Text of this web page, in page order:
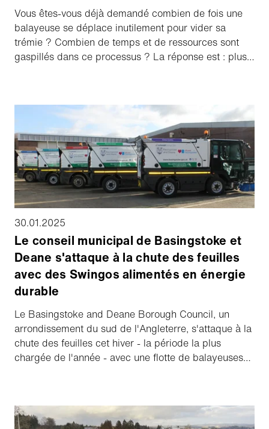
Vous êtes-vous déjà demandé combien de fois une
balayeuse se déplace inutilement pour vider sa
trémie ? Combien de temps et de ressources sont
gaspillés dans ce processus ? La réponse est : plus
et optimiser vos opérations de balayage à long
terme.
30.01.2025
Le conseil municipal de Basingstoke et
Deane s'attaque à la chute des feuilles
avec des Swingos alimentés en énergie
durable
Le Basingstoke and Deane Borough Council, un
arrondissement du sud de l'Angleterre, s'attaque à la
chute des feuilles cet hiver - la période la plus
chargée de l'année - avec une flotte de balayeuses
jusqu'à 98 % inférieures à celles du diesel.